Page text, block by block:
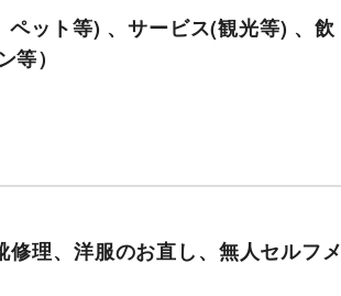
ット等) 、サービス(観光等) 、飲
）
理、洋服のお直し、無人セルフメ